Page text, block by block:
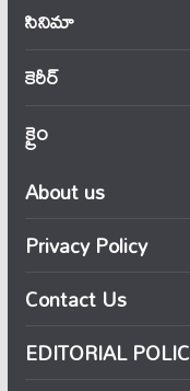
సినిమా
కెరీర్
క్రైం
About us
Privacy Policy
Contact Us
EDITORIAL